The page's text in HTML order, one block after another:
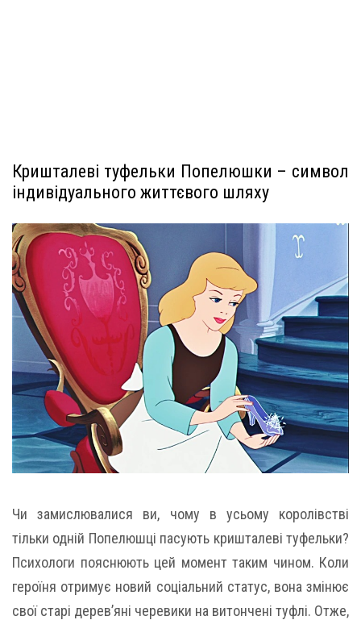
Кришталеві туфельки Попелюшки – символ
індивідуального життєвого шляху
Чи замислювалися ви, чому в усьому королівстві
тільки одній Попелюшці пасують кришталеві туфельки?
Психологи пояснюють цей момент таким чином. Коли
героїня отримує новий соціальний статус, вона змінює
свої старі дерев’яні черевики на витончені туфлі. Отже,